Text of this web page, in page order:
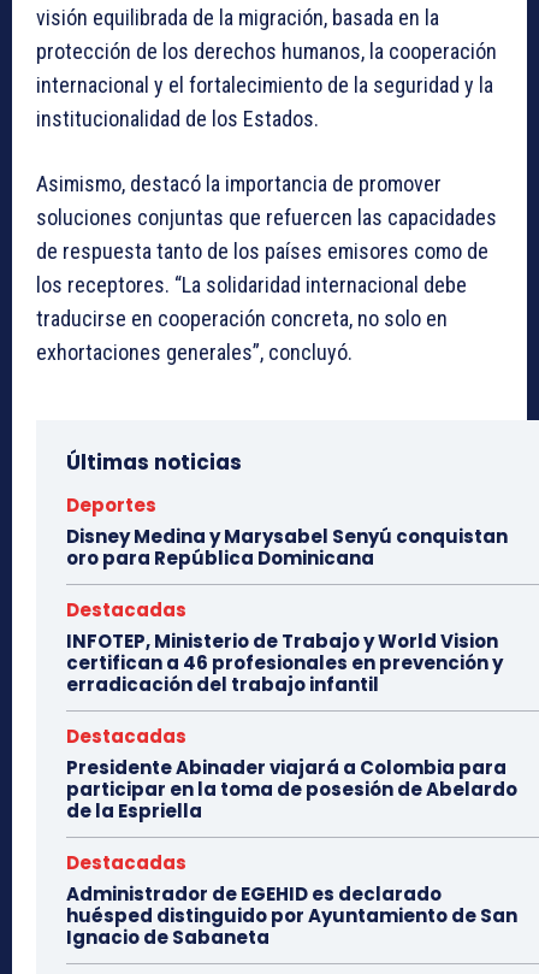
visión equilibrada de la migración, basada en la
protección de los derechos humanos, la cooperación
internacional y el fortalecimiento de la seguridad y la
institucionalidad de los Estados.
Asimismo, destacó la importancia de promover
soluciones conjuntas que refuercen las capacidades
de respuesta tanto de los países emisores como de
los receptores. “La solidaridad internacional debe
traducirse en cooperación concreta, no solo en
exhortaciones generales”, concluyó.
Últimas noticias
Deportes
Disney Medina y Marysabel Senyú conquistan
oro para República Dominicana
Destacadas
INFOTEP, Ministerio de Trabajo y World Vision
certifican a 46 profesionales en prevención y
erradicación del trabajo infantil
Destacadas
Presidente Abinader viajará a Colombia para
participar en la toma de posesión de Abelardo
de la Espriella
Destacadas
Administrador de EGEHID es declarado
huésped distinguido por Ayuntamiento de San
Ignacio de Sabaneta